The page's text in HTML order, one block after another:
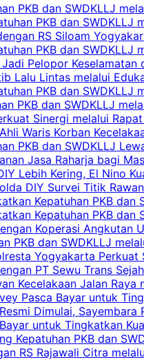
PKB dan SWDKLLJ
PKB dan SWDKLLJ
RS Siloam
PKB dan SWDKLLJ
Pelopor Keselamatan
Lalu Lintas melalui
PKB dan SWDKLLJ
PKB dan SWDKLLJ
Sinergi melalui
Waris Korban
PKB dan SWDKLLJ
Jasa Raharja bagi
Lebih Kering, El Nino
DIY Survei Titik
Kepatuhan PKB
Kepatuhan PKB dan
Koperasi Angkutan
PKB dan SWDKLLJ
Yogyakarta
PT Sewu Trans
Kecelakaan Jalan
Pasca Bayar untuk
Dimulai,
untuk Tingkatkan
Kepatuhan PKB dan
RS Rajawali Citra